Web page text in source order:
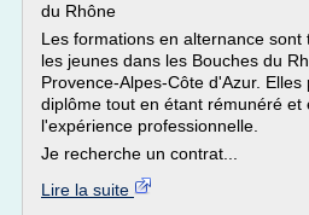
du Rhône
Les formations en alternance
les jeunes dans les Bouches du
Provence-Alpes-Côte d'Azur.
diplôme tout en étant rémunéré et
l'expérience professionnelle.
Je recherche un contrat...
Lire la suite